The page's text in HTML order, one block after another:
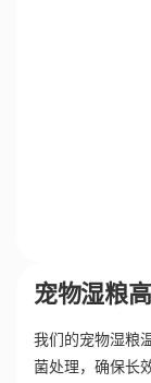
宠物湿粮
我们的宠物湿粮
菌处理，确保长